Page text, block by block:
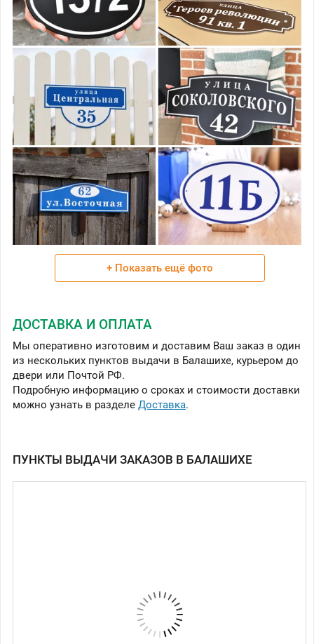
+ Показать ещё фото
ДОСТАВКА И ОПЛАТА
Мы оперативно изготовим и доставим Ваш заказ в один
из нескольких пунктов выдачи в Балашихе, курьером до
двери или Почтой РФ.
Подробную информацию о сроках и стоимости доставки
можно узнать в разделе Доставка.
ПУНКТЫ ВЫДАЧИ ЗАКАЗОВ В БАЛАШИХЕ